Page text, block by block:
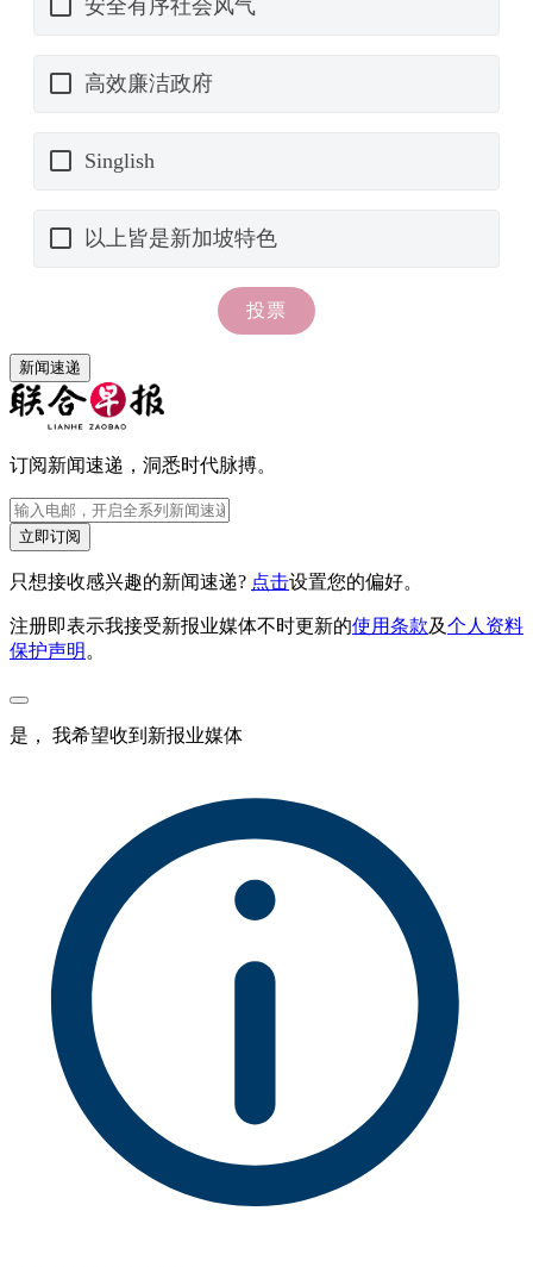
新闻速递
订阅新闻速递，洞悉时代脉搏。
立即订阅
只想接收感兴趣的新闻速递? 点击设置您的偏好。
注册即表示我接受新报业媒体不时更新的使用条款及个人资料
保护声明 。
是， 我希望收到新报业媒体